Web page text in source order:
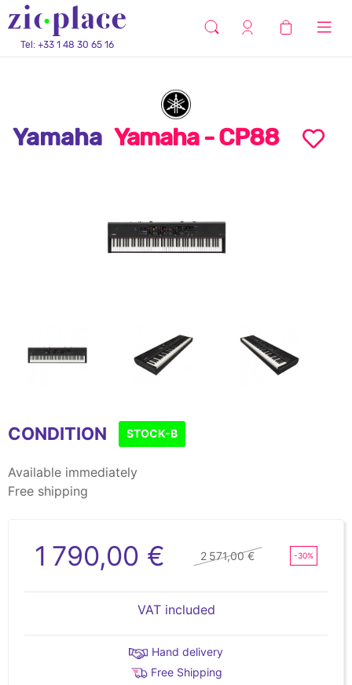
Tel: +33 1 48 30 65 16
Yamaha Yamaha - CP88
of
CONDITION STOCK-B
Available immediately
Free shipping
1 790,00 € 2 571,00 € -30%
VAT included
Hand delivery
Free Shipping